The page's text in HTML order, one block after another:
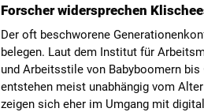
Forscher widersprechen
Der oft beschworene
belegen. Laut dem Institut für
und Arbeitsstile von Babyboomern
entstehen meist unabhängig vom
zeigen sich eher im Umgang mit